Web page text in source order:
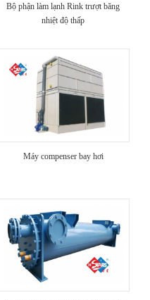
Bộ phận làm lạnh Rink trượt băng
nhiệt độ thấp
Máy compenser bay hơi